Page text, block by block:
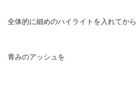
全体的に細めのハイライトを入れてから
青みのアッシュを